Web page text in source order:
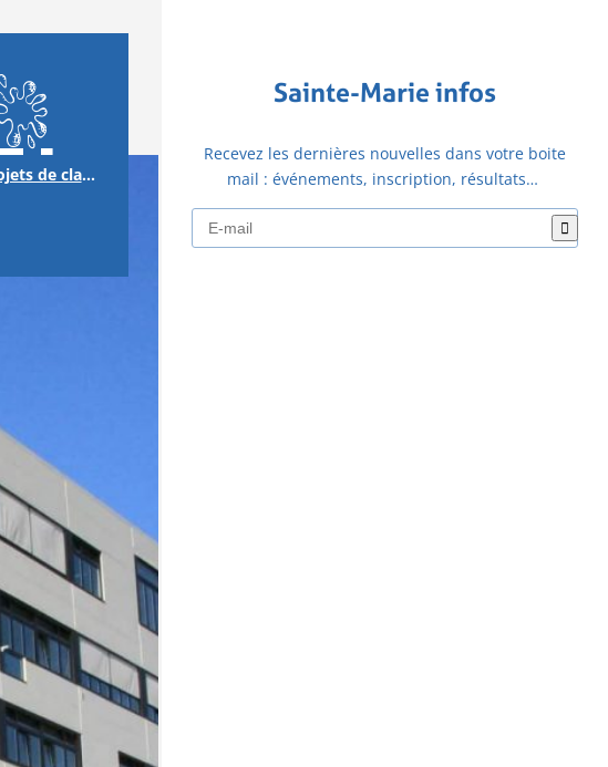
Projets de classes & échanges
Sainte-Marie infos
Recevez les dernières nouvelles dans votre boite
mail : événements, inscription, résultats…
